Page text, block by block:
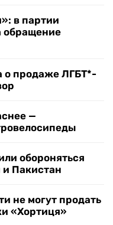
в партии
обращение
о продаже ЛГБТ*-
—
обороняться
Пакистан
не могут продать
«Хортиця»